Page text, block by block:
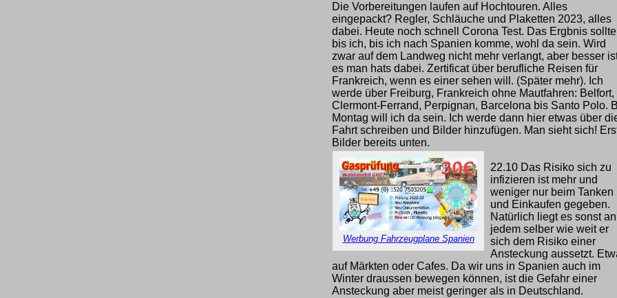
Die Vorbereitungen laufen auf Hochtouren. Alles
eingepackt? Regler, Schläuche und Plaketten 2023, alles
dabei. Heute noch schnell Corona Test. Das Ergbnis sollte
bis ich, bis ich nach Spanien komme, wohl da sein. Wird
zwar auf dem Landweg nicht mehr verlangt, aber besser
es man hats dabei. Zertificat über berufliche Reisen für
Frankreich, wenn es einer sehen will. (Später mehr). Ich
werde über Freiburg, Frankreich ohne Mautfahren: Belfort,
Clermont-Ferrand, Perpignan, Barcelona bis Santo Polo.
Montag will ich da sein. Ich werde dann hier etwas über
Fahrt schreiben und Bilder hinzufügen. Man sieht sich!
Bilder bereits unten.
Werbung Fahrzeugplane Spanien
22.10 Das Risiko sich zu
infizieren ist mehr und
weniger nur beim Tanken
und Einkaufen gegeben.
Natürlich liegt es sonst an
jedem selber wie weit er
sich dem Risiko einer
Ansteckung aussetzt.
auf Märkten oder Cafes. Da wir uns in Spanien auch im
Winter draussen bewegen können, ist die Gefahr einer
Ansteckung aber meist geringer als in Deutschland.